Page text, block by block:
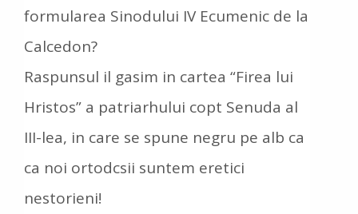
formularea Sinodului IV Ecumenic de la
Calcedon?
Raspunsul il gasim in cartea “Firea lui
Hristos” a patriarhului copt Senuda al
III-lea, in care se spune negru pe alb ca
ca noi ortodcsii suntem eretici
nestorieni!